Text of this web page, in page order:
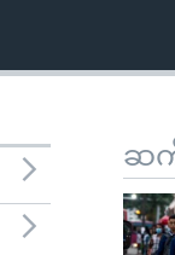
ဆက်